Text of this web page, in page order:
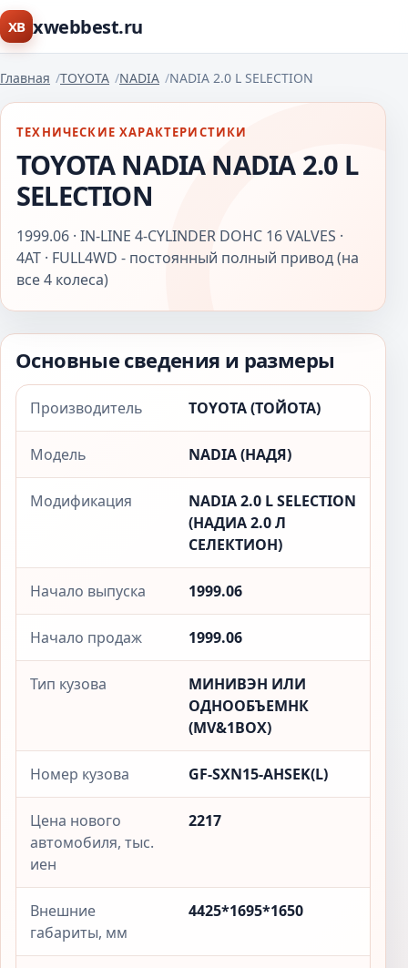
XB xwebbest.ru
Главная TOYOTA NADIA NADIA 2.0 L SELECTION
ТЕХНИЧЕСКИЕ ХАРАКТЕРИСТИКИ
TOYOTA NADIA NADIA 2.0 L
SELECTION
1999.06 · IN-LINE 4-CYLINDER DOHC 16 VALVES ·
4AT · FULL4WD - постоянный полный привод (на
все 4 колеса)
Основные сведения и размеры
Производитель TOYOTA (ТОЙОТА)
Модель NADIA (НАДЯ)
Модификация
NADIA 2.0 L SELECTION
(НАДИА 2.0 Л
СЕЛЕКТИОН)
Начало выпуска 1999.06
Начало продаж 1999.06
Тип кузова
МИНИВЭН ИЛИ
ОДНООБЪЕМНК
(MV&1BOX)
Номер кузова GF-SXN15-AHSEK(L)
Цена нового
автомобиля, тыс.
иен
2217
Внешние
габариты, мм
4425*1695*1650